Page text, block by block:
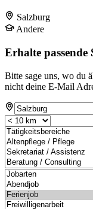
Salzburg
Andere
Erhalte passende
Bitte sage uns, wo du
nicht deine E-Mail